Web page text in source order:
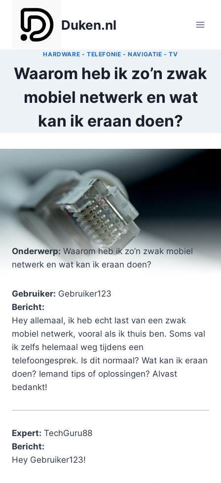
Doorgaan
inhoud
Duken.nl
HARDWARE - TELEFONIE - NAVIGATIE - TV
Waarom heb ik zo’n zwak
mobiel netwerk en wat
kan ik eraan doen?
Onderwerp: Waarom heb ik zo’n zwak mobiel
netwerk en wat kan ik eraan doen?
Gebruiker: Gebruiker123
Bericht:
Hey allemaal, ik heb echt last van een zwak
mobiel netwerk, vooral als ik thuis ben. Soms val
ik zelfs helemaal weg tijdens een
telefoongesprek. Is dit normaal? Wat kan ik eraan
doen? Iemand tips of oplossingen? Alvast
bedankt!
Expert: TechGuru88
Bericht:
Hey Gebruiker123!